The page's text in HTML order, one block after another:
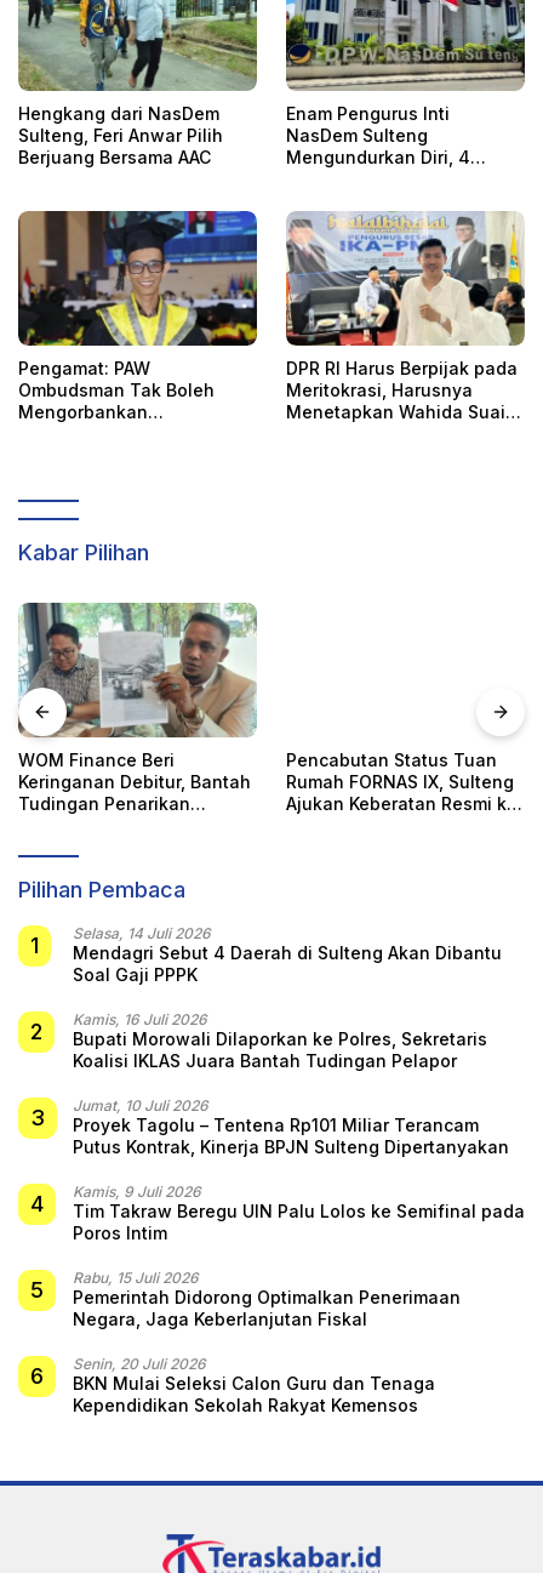
Hengkang dari NasDem
Sulteng, Feri Anwar Pilih
Berjuang Bersama AAC
Enam Pengurus Inti
NasDem Sulteng
Mengundurkan Diri, 4
Pengamat: PAW
Ombudsman Tak Boleh
Mengorbankan
DPR RI Harus Berpijak pada
Meritokrasi, Harusnya
Menetapkan Wahida Suaib
Kabar Pilihan
WOM Finance Beri
Keringanan Debitur, Bantah
Tudingan Penarikan
Pencabutan Status Tuan
Rumah FORNAS IX, Sulteng
Ajukan Keberatan Resmi ke
Pilihan Pembaca
1 Selasa, 14 Juli 2026
Mendagri Sebut 4 Daerah di Sulteng Akan Dibantu
Soal Gaji PPPK
2 Kamis, 16 Juli 2026
Bupati Morowali Dilaporkan ke Polres, Sekretaris
Koalisi IKLAS Juara Bantah Tudingan Pelapor
3 Jumat, 10 Juli 2026
Proyek Tagolu – Tentena Rp101 Miliar Terancam
Putus Kontrak, Kinerja BPJN Sulteng Dipertanyakan
4 Kamis, 9 Juli 2026
Tim Takraw Beregu UIN Palu Lolos ke Semifinal pada
Poros Intim
5 Rabu, 15 Juli 2026
Pemerintah Didorong Optimalkan Penerimaan
Negara, Jaga Keberlanjutan Fiskal
6 Senin, 20 Juli 2026
BKN Mulai Seleksi Calon Guru dan Tenaga
Kependidikan Sekolah Rakyat Kemensos